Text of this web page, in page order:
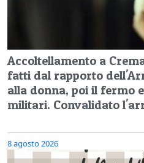
Accoltellamento a
fatti dal rapporto
alla donna, poi il fermo
militari. Convalidato
8 agosto 2026